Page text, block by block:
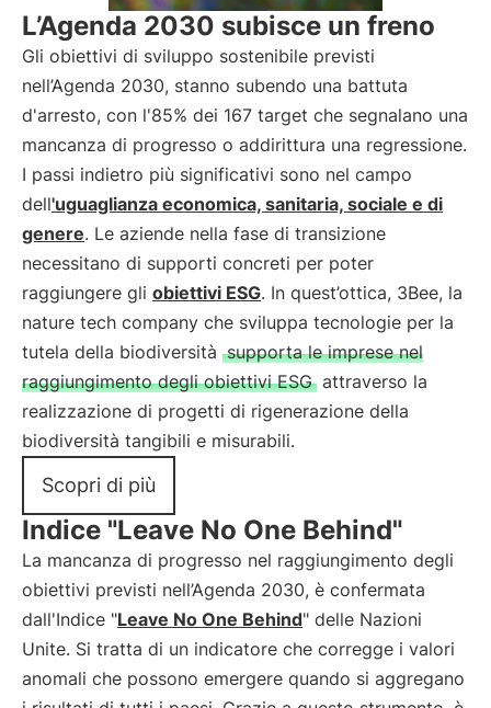
L’Agenda 2030 subisce un freno
Gli obiettivi di sviluppo sostenibile previsti
nell’Agenda 2030, stanno subendo una battuta
d'arresto, con l'85% dei 167 target che segnalano una
mancanza di progresso o addirittura una regressione.
I passi indietro più significativi sono nel campo
dell'uguaglianza economica, sanitaria, sociale e di
genere. Le aziende nella fase di transizione
necessitano di supporti concreti per poter
raggiungere gli obiettivi ESG. In quest’ottica, 3Bee, la
nature tech company che sviluppa tecnologie per la
tutela della biodiversità supporta le imprese nel
raggiungimento degli obiettivi ESG attraverso la
realizzazione di progetti di rigenerazione della
biodiversità tangibili e misurabili.
Scopri di più
Indice "Leave No One Behind"
La mancanza di progresso nel raggiungimento degli
obiettivi previsti nell’Agenda 2030, è confermata
dall'Indice "Leave No One Behind" delle Nazioni
Unite. Si tratta di un indicatore che corregge i valori
anomali che possono emergere quando si aggregano